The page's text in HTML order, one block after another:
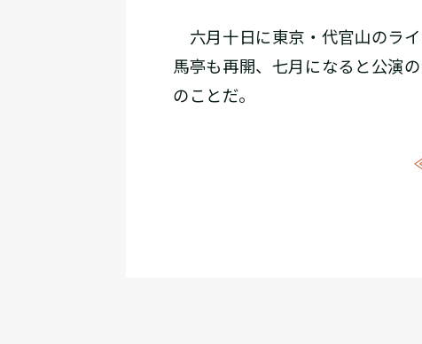
六月十日に東京・代官山のラ
馬亭も再開、七月になると公演
のことだ。